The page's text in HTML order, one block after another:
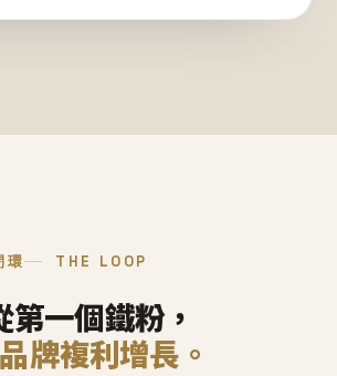
環 THE LOOP
第一個鐵粉，
牌複利增長。